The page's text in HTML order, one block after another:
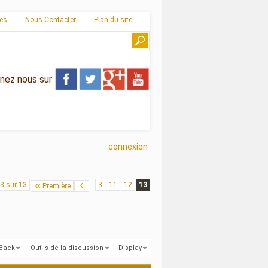
Nous Contacter Plan du site
nous sur
connexion
sur 13 Première ... 3 11 12 13
Outils de la discussion Display